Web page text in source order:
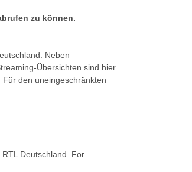
zu können.
Neben
Übersichten sind hier
den uneingeschränkten
Deutschland. For